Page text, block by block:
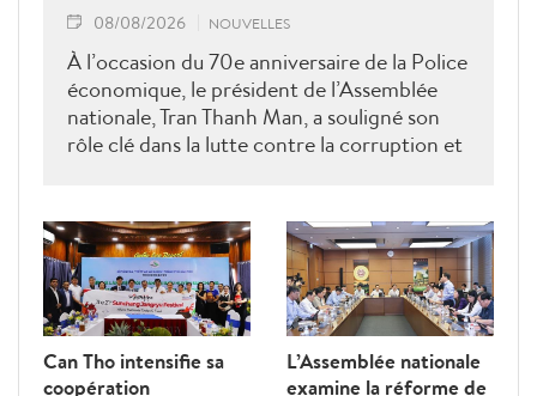
08/08/2026 NOUVELLES
À l’occasion du 70e anniversaire de la Police
économique, le président de l’Assemblée
nationale, Tran Thanh Man, a souligné son
rôle clé dans la lutte contre la corruption et
Can Tho intensifie sa
coopération
L’Assemblée nationale
examine la réforme de